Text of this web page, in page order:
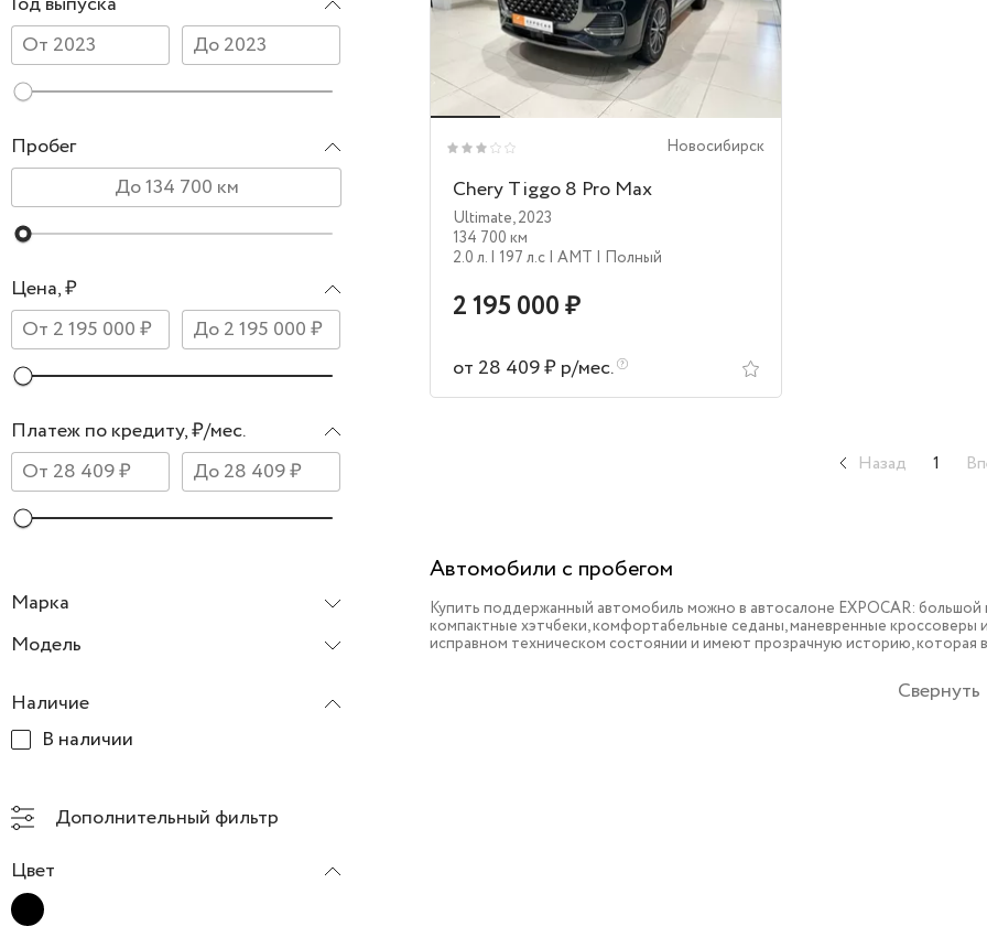
Пробег
Марка
Модель
Цена, ₽
Платеж по кредиту, ₽/мес.
Наличие
В наличии
Дополнительный фильтр
Цвет
Новосибирск
Chery Tiggo 8 Pro Max
Ultimate,2023
134 700 км
2.0 л. | 197 л.c | AMT | Полный
2 195 000 ₽
от 28 409 ₽ р/мес.
Назад 1
Автомобили с пробегом
Купить поддержанный автомобиль можно в автосалоне EXPOCAR:
компактные хэтчбеки, комфортабельные седаны, маневренные кроссоверы
исправном техническом состоянии и имеют прозрачную историю, которая
Свернуть